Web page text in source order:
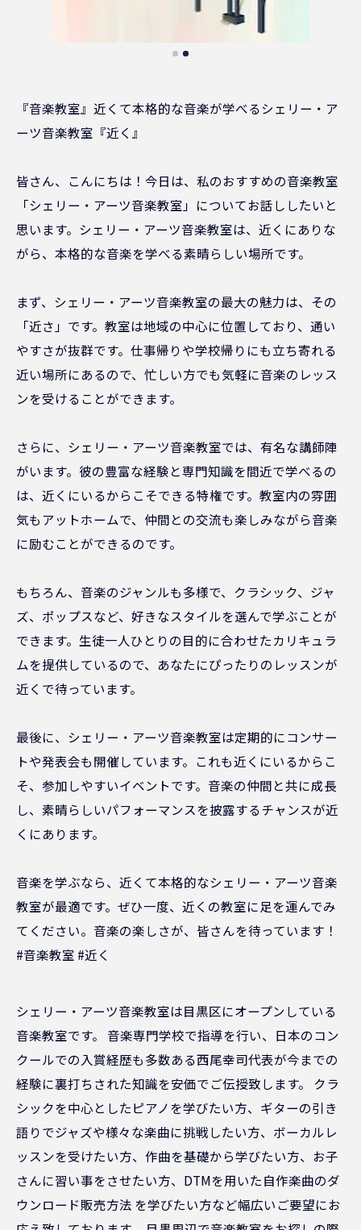
『音楽教室』近くて本格的な音楽が学べるシェリー・ア
ーツ音楽教室『近く』
皆さん、こんにちは！今日は、私のおすすめの音楽教室
「シェリー・アーツ音楽教室」についてお話ししたいと
思います。シェリー・アーツ音楽教室は、近くにありな
がら、本格的な音楽を学べる素晴らしい場所です。
まず、シェリー・アーツ音楽教室の最大の魅力は、その
「近さ」です。教室は地域の中心に位置しており、通い
やすさが抜群です。仕事帰りや学校帰りにも立ち寄れる
近い場所にあるので、忙しい方でも気軽に音楽のレッス
ンを受けることができます。
さらに、シェリー・アーツ音楽教室では、有名な講師陣
がいます。彼の豊富な経験と専門知識を間近で学べるの
は、近くにいるからこそできる特権です。教室内の雰囲
気もアットホームで、仲間との交流も楽しみながら音楽
に励むことができるのです。
もちろん、音楽のジャンルも多様で、クラシック、ジャ
ズ、ポップスなど、好きなスタイルを選んで学ぶことが
できます。生徒一人ひとりの目的に合わせたカリキュラ
ムを提供しているので、あなたにぴったりのレッスンが
近くで待っています。
最後に、シェリー・アーツ音楽教室は定期的にコンサー
トや発表会も開催しています。これも近くにいるからこ
そ、参加しやすいイベントです。音楽の仲間と共に成長
し、素晴らしいパフォーマンスを披露するチャンスが近
くにあります。
音楽を学ぶなら、近くて本格的なシェリー・アーツ音楽
教室が最適です。ぜひ一度、近くの教室に足を運んでみ
てください。音楽の楽しさが、皆さんを待っています！
#音楽教室 #近く
シェリー・アーツ音楽教室は目黒区にオープンしている
音楽教室です。 音楽専門学校で指導を行い、日本のコン
クールでの入賞経歴も多数ある西尾幸司代表が今までの
経験に裏打ちされた知識を安価でご伝授致します。 クラ
シックを中心としたピアノを学びたい方、ギターの引き
語りでジャズや様々な楽曲に挑戦したい方、ボーカルレ
ッスンを受けたい方、作曲を基礎から学びたい方、お子
さんに習い事をさせたい方、DTMを用いた自作楽曲のダ
ウンロード販売方法 を学びたい方など幅広いご要望にお